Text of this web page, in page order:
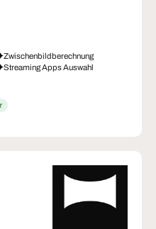
Zwischenbildberechnung
Streaming Apps Auswahl